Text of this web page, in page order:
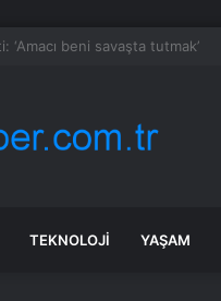
TEKNOLOJI YAŞAM